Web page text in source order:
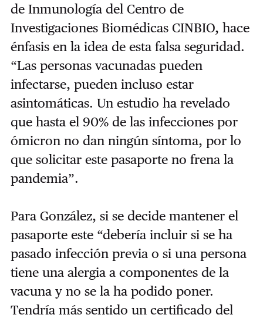
de Inmunología del Centro de
Investigaciones Biomédicas CINBIO, hace
énfasis en la idea de esta falsa seguridad.
“Las personas vacunadas pueden
infectarse, pueden incluso estar
asintomáticas. Un estudio ha revelado
que hasta el 90% de las infecciones por
ómicron no dan ningún síntoma, por lo
que solicitar este pasaporte no frena la
pandemia”.
Para González, si se decide mantener el
pasaporte este “debería incluir si se ha
pasado infección previa o si una persona
tiene una alergia a componentes de la
vacuna y no se la ha podido poner.
Tendría más sentido un certificado del